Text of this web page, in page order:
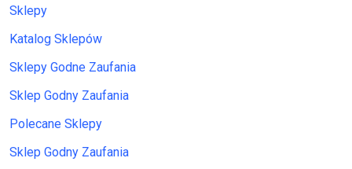
Sklepy
Katalog Sklepów
Sklepy Godne Zaufania
Sklep Godny Zaufania
Polecane Sklepy
Sklep Godny Zaufania